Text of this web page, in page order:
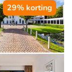
29% korting